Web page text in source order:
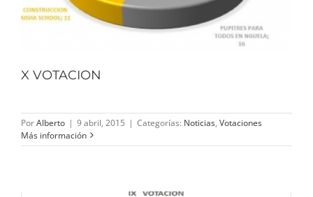
X VOTACION
PorAlberto | 9 abril, 2015 | Categorías: Noticias, Votaciones
Más información